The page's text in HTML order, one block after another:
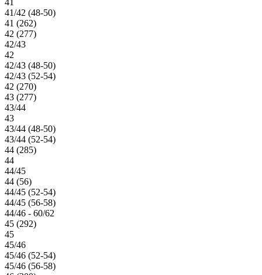
41/42 (48-50)
41 (262)
42 (277)
42/43
42
42/43 (48-50)
42/43 (52-54)
42 (270)
43 (277)
43/44
43
43/44 (48-50)
43/44 (52-54)
44 (285)
44
44/45
44 (56)
44/45 (52-54)
44/45 (56-58)
44/46 - 60/62
45 (292)
45
45/46
45/46 (52-54)
45/46 (56-58)